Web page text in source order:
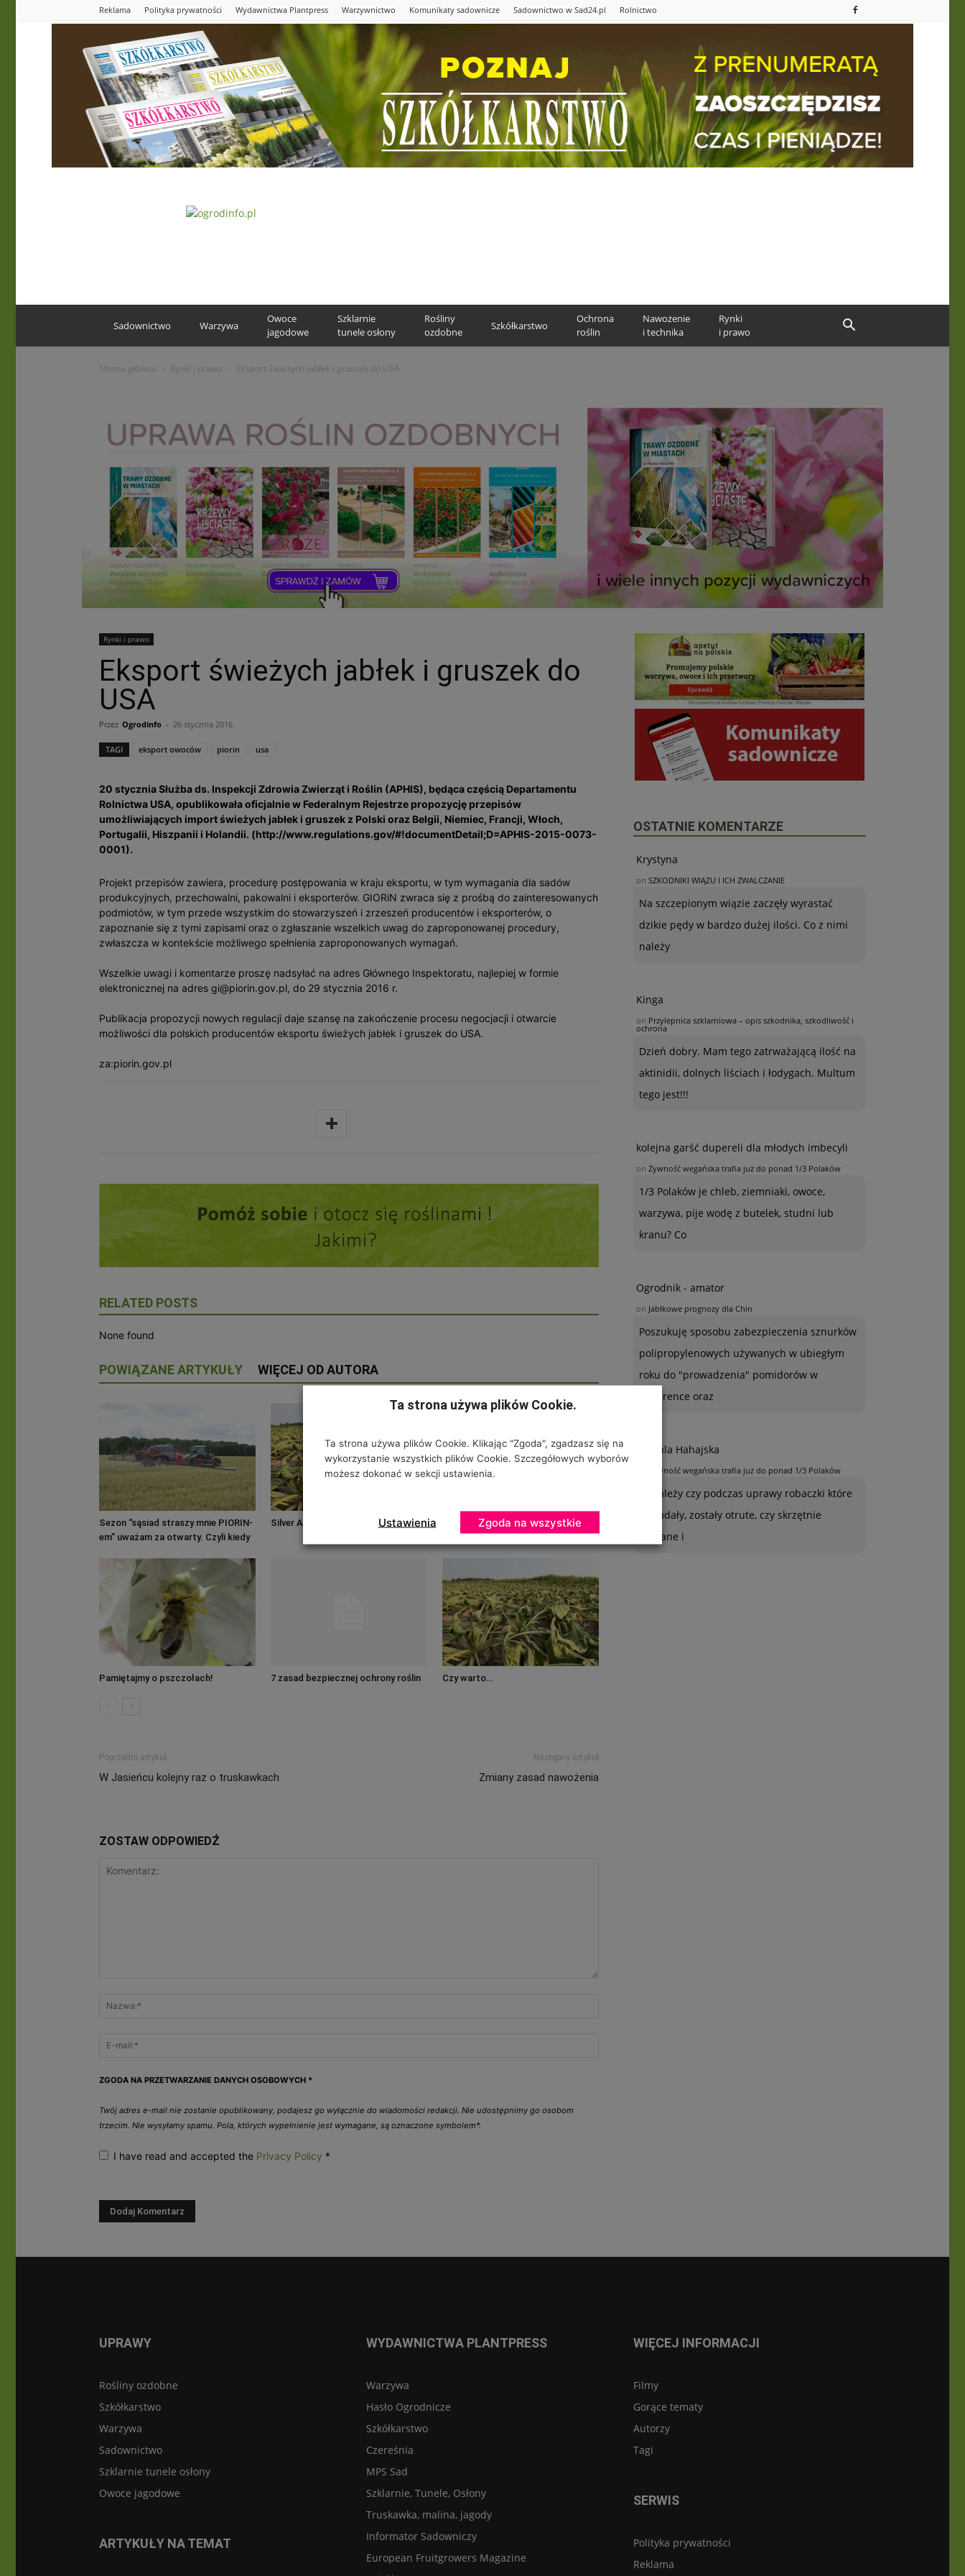
Reklama Polityka prywatności Wydawnictwa Plantpress Warzywnictwo Komunikaty sadownicze Sadownictwo w Sad24.pl Rolnictwo
Sadownictwo Warzywa
Owoce
jagodowe
Szklarnie
tunele osłony
Rośliny
ozdobne
Szkółkarstwo
Ochrona
roślin
Nawożenie
i technika
Rynki
i prawo
Strona główna Rynki i prawo Eksport świeżych jabłek i gruszek do USA
Rynki i prawo
Eksport świeżych jabłek i gruszek do
USA
Przez Ogrodinfo - 26 stycznia 2016
TAGI eksport owoców piorin usa
20 stycznia Służba ds. Inspekcji Zdrowia Zwierząt i Roślin (APHIS), będąca częścią Departamentu
Rolnictwa USA, opublikowała oficjalnie w Federalnym Rejestrze propozycję przepisów
umożliwiających import świeżych jabłek i gruszek z Polski oraz Belgii, Niemiec, Francji, Włoch,
Portugalii, Hiszpanii i Holandii. (http://www.regulations.gov/#!documentDetail;D=APHIS-2015-0073-
0001).
Projekt przepisów zawiera, procedurę postępowania w kraju eksportu, w tym wymagania dla sadów
produkcyjnych, przechowalni, pakowalni i eksporterów. GIORiN zwraca się z prośbą do zainteresowanych
podmiotów, w tym przede wszystkim do stowarzyszeń i zrzeszeń producentów i eksporterów, o
zapoznanie się z tymi zapisami oraz o zgłaszanie wszelkich uwag do zaproponowanej procedury,
zwłaszcza w kontekście możliwego spełnienia zaproponowanych wymagań.
Wszelkie uwagi i komentarze proszę nadsyłać na adres Głównego Inspektoratu, najlepiej w formie
elektronicznej na adres gi@piorin.gov.pl, do 29 stycznia 2016 r.
Publikacja propozycji nowych regulacji daje szansę na zakończenie procesu negocjacji i otwarcie
możliwości dla polskich producentów eksportu świeżych jabłek i gruszek do USA.
za:piorin.gov.pl
RELATED POSTS
None found
POWIĄZANE ARTYKUŁY WIĘCEJ OD AUTORA
Sezon “sąsiad straszy mnie PIORIN-
em” uważam za otwarty. Czyli kiedy
Silver Axe VI – podsumowanie
Pomoc w paszportowaniu materiału
szkółkarskiego
Pamiętajmy o pszczołach! 7 zasad bezpiecznej ochrony roślin Czy warto…
Poprzedni artykuł
W Jasieńcu kolejny raz o truskawkach
Następny artykuł
Zmiany zasad nawożenia
ZOSTAW ODPOWIEDŹ
ZGODA NA PRZETWARZANIE DANYCH OSOBOWYCH *
Twój adres e-mail nie zostanie opublikowany, podajesz go wyłącznie do wiadomości redakcji. Nie udostępnimy go osobom
trzecim. Nie wysyłamy spamu. Pola, których wypełnienie jest wymagane, są oznaczone symbolem*.
I have read and accepted the Privacy Policy *
OSTATNIE KOMENTARZE
Krystyna
on SZKODNIKI WIĄZU I ICH ZWALCZANIE
Na szczepionym wiązie zaczęły wyrastać
dzikie pędy w bardzo dużej ilości. Co z nimi
należy
Kinga
on Przylepnica szklarniowa – opis szkodnika, szkodliwość i
ochrona
Dzień dobry. Mam tego zatrważającą ilość na
aktinidii, dolnych liściach i łodygach. Multum
tego jest!!!
kolejna garść dupereli dla młodych imbecyli
on Żywność wegańska trafia już do ponad 1/3 Polaków
1/3 Polaków je chleb, ziemniaki, owoce,
warzywa, pije wodę z butelek, studni lub
kranu? Co
Ogrodnik - amator
on Jabłkowe prognozy dla Chin
Poszukuję sposobu zabezpieczenia sznurków
polipropylenowych używanych w ubiegłym
roku do "prowadzenia" pomidorów w
szklarence oraz
Urszula Hahajska
Żywność wegańska trafia już do ponad 1/3 Polaków
To zależy czy podczas uprawy robaczki które
ją zjadały, zostały otrute, czy skrzętnie
zebrane i
UPRAWY
Rośliny ozdobne
Szkółkarstwo
Warzywa
Sadownictwo
Szklarnie tunele osłony
Owoce jagodowe
ARTYKUŁY NA TEMAT
WYDAWNICTWA PLANTPRESS
Warzywa
Hasło Ogrodnicze
Szkółkarstwo
Czereśnia
MPS Sad
Szklarnie, Tunele, Osłony
Truskawka, malina, jagody
Informator Sadowniczy
European Fruitgrowers Magazine
WIĘCEJ INFORMACJI
Filmy
Gorące tematy
Autorzy
Tagi
SERWIS
Polityka prywatności
Reklama
Ta strona używa plików Cookie.
Ta strona używa plików Cookie. Klikając "Zgoda", zgadzasz się na
wykorzystanie wszystkich plików Cookie. Szczegółowych wyborów
możesz dokonać w sekcji ustawienia.
Ustawienia Zgoda na wszystkie